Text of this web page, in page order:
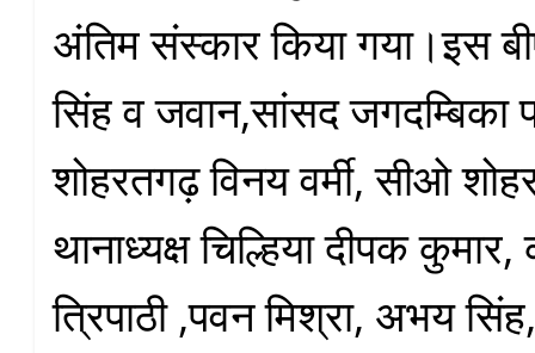
अंतिम संस्कार किया गया।इस
सिंह व जवान,सांसद जगदम्बिका
शोहरतगढ़ विनय वर्मी, सीओ
थानाध्यक्ष चिल्हिया दीपक
त्रिपाठी ,पवन मिश्रा, अभय